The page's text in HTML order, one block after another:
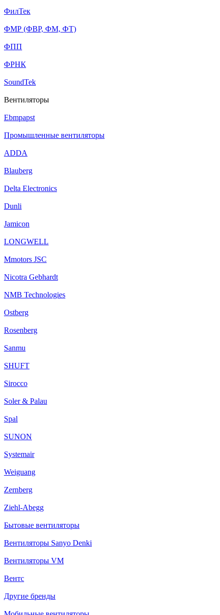
ФилТек
ФМР (ФВР, ФМ, ФТ)
ФПП
ФРНК
SoundTek
Вентиляторы
Ebmpapst
Промышленные вентиляторы
ADDA
Blauberg
Delta Electronics
Dunli
Jamicon
LONGWELL
Mmotors JSC
Nicotra Gebhardt
NMB Technologies
Ostberg
Rosenberg
Sanmu
SHUFT
Sirocco
Soler & Palau
Spal
SUNON
Systemair
Weiguang
Zernberg
Ziehl-Abegg
Бытовые вентиляторы
Вентиляторы Sanyo Denki
Вентиляторы VM
Вентс
Другие бренды